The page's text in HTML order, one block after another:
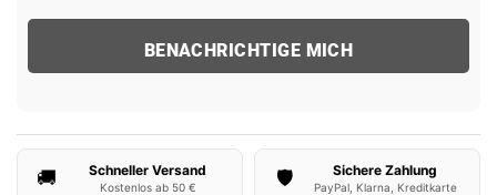
🚚 Schneller Versand
Kostenlos ab 50 € 🛡️ Sichere Zahlung
PayPal, Klarna, Kreditkarte